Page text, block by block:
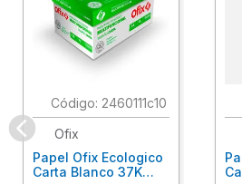
: 2460111c10
Ofix
Papel Ofix Ecologico
Carta Blanco 37K